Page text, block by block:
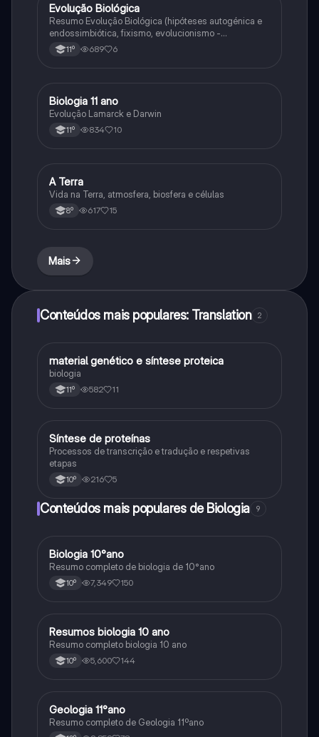
Biologia
Evolução Biológica
Resumo Evolução Biológica (hipóteses autogénica e
endossimbiótica, fixismo, evolucionismo -
argumentos, lamarckismo, darwinismo,
neodarwinismo)
11º 689 6
Biologia
Biologia 11 ano
Evolução Lamarck e Darwin
11º 834 10
Ciências Naturais
A Terra
Vida na Terra, atmosfera, biosfera e células
8º 617 15
Mais
Conteúdos mais populares: Translation 2
Biologia
material genético e síntese proteica
biologia
11º 582 11
Biologia
Síntese de proteínas
Processos de transcrição e tradução e respetivas
etapas
10º 216 5
Conteúdos mais populares de Biologia 9
Biologia
Biologia 10°ano
Resumo completo de biologia de 10°ano
10º 7,349 150
Biologia
Resumos biologia 10 ano
Resumo completo biologia 10 ano
10º 5,600 144
Biologia
Geologia 11°ano
Resumo completo de Geologia 11ºano